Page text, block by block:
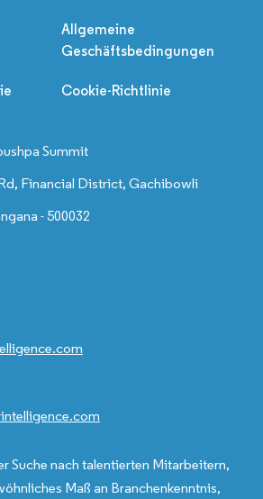
Allgemeine
Geschäftsbedingungen
Cookie-Richtlinie
Summit
Financial District, Gachibowli
- 500032
Suche nach talentierten Mitarbeitern,
Maß an Branchenkenntnis,